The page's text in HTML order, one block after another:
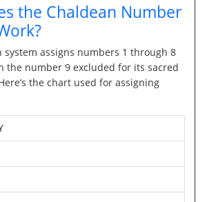
the Chaldean Number
system assigns numbers 1 through 8
the number 9 excluded for its sacred
the chart used for assigning